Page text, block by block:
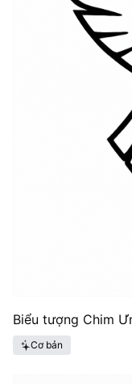
Biểu tượng Chim
Cơ bản